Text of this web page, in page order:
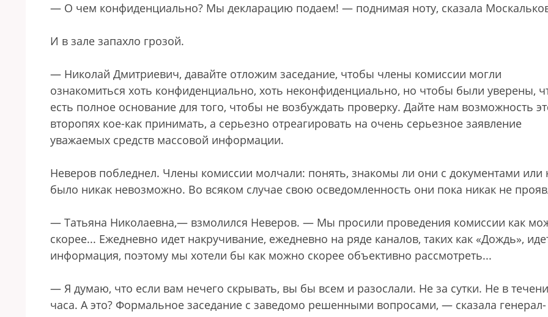
— О чем конфиденциально? Мы декларацию подаем! — поднимая ноту, сказала
И в зале запахло грозой.
— Николай Дмитриевич, давайте отложим заседание, чтобы члены комиссии могли
ознакомиться хоть конфиденциально, хоть неконфиденциально, но чтобы были уверены,
есть полное основание для того, чтобы не возбуждать проверку. Дайте нам возможность
второпях кое-как принимать, а серьезно отреагировать на очень серьезное заявление
уважаемых средств массовой информации.
Неверов побледнел. Члены комиссии молчали: понять, знакомы ли они с документами или
было никак невозможно. Во всяком случае свою осведомленность они пока никак не
— Татьяна Николаевна,— взмолился Неверов. — Мы просили проведения комиссии как
скорее... Ежедневно идет накручивание, ежедневно на ряде каналов, таких как «Дождь»,
информация, поэтому мы хотели бы как можно скорее объективно рассмотреть...
— Я думаю, что если вам нечего скрывать, вы бы всем и разослали. Не за сутки. Не в
часа. А это? Формальное заседание с заведомо решенными вопросами, — сказала генерал-